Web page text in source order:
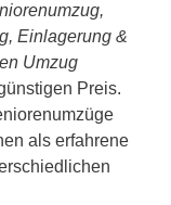
Einlagerung &
Umzug
Preis.
als erfahrene